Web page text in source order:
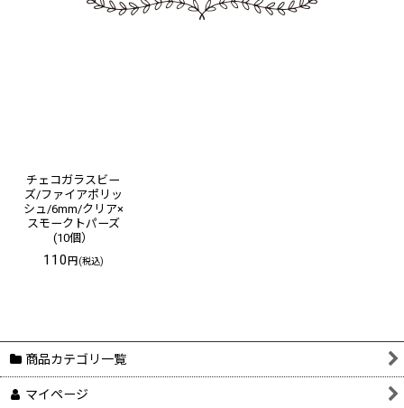
チェコガラスビー
ズ/ファイアポリッ
シュ/6mm/クリア×
スモークトパーズ
(10個）
110円(税込)
商品カテゴリ一覧
マイページ